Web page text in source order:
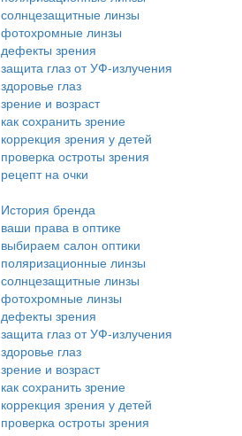
солнцезащитные линзы
фотохромные линзы
дефекты зрения
защита глаз от УФ-излучения
здоровье глаз
зрение и возраст
как сохранить зрение
коррекция зрения у детей
проверка остроты зрения
рецепт на очки
История бренда
ваши права в оптике
выбираем салон оптики
поляризационные линзы
солнцезащитные линзы
фотохромные линзы
дефекты зрения
защита глаз от УФ-излучения
здоровье глаз
зрение и возраст
как сохранить зрение
коррекция зрения у детей
проверка остроты зрения